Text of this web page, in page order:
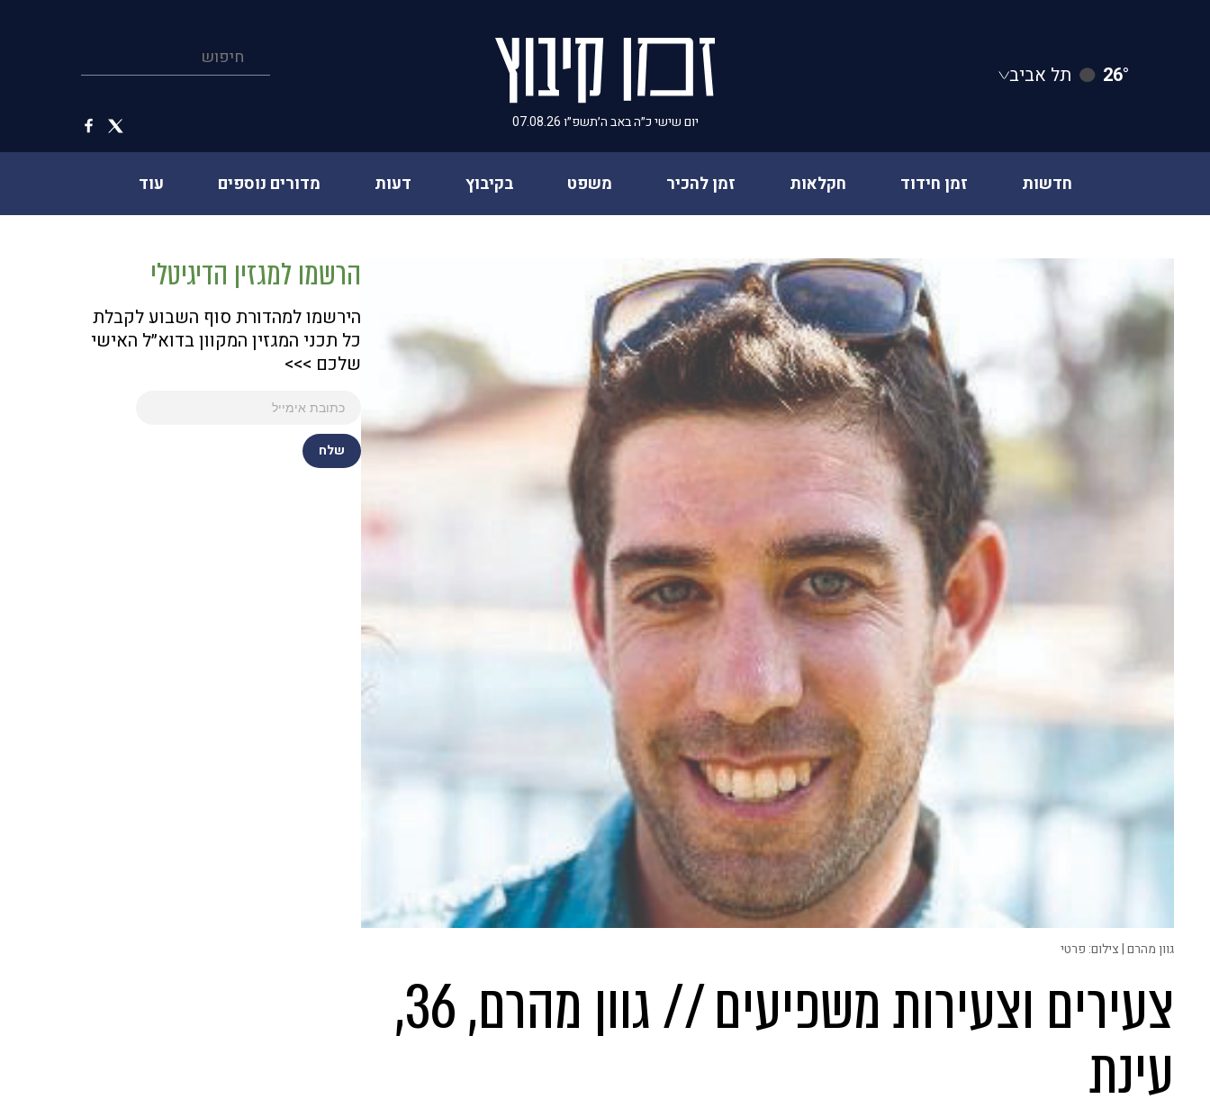
26° תל אביב
יום שישי כ״ה באב ה׳תשפ״ו 07.08.26
חדשות זמן חידוד חקלאות זמן להכיר משפט בקיבוץ דעות מדורים נוספים עוד
content
גוון מהרם | צילום: פרטי
צעירים וצעירות משפיעים // גוון מהרם, 36,
עינת
הרשמו למגזין הדיגיטלי
הירשמו למהדורת סוף השבוע לקבלת
כל תכני המגזין המקוון בדוא״ל האישי
שלכם >>>